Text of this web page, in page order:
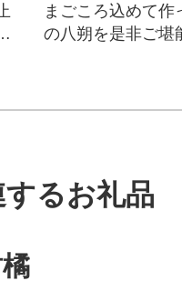
まごころ込めて作
の八朔を是非ご堪
るお礼品